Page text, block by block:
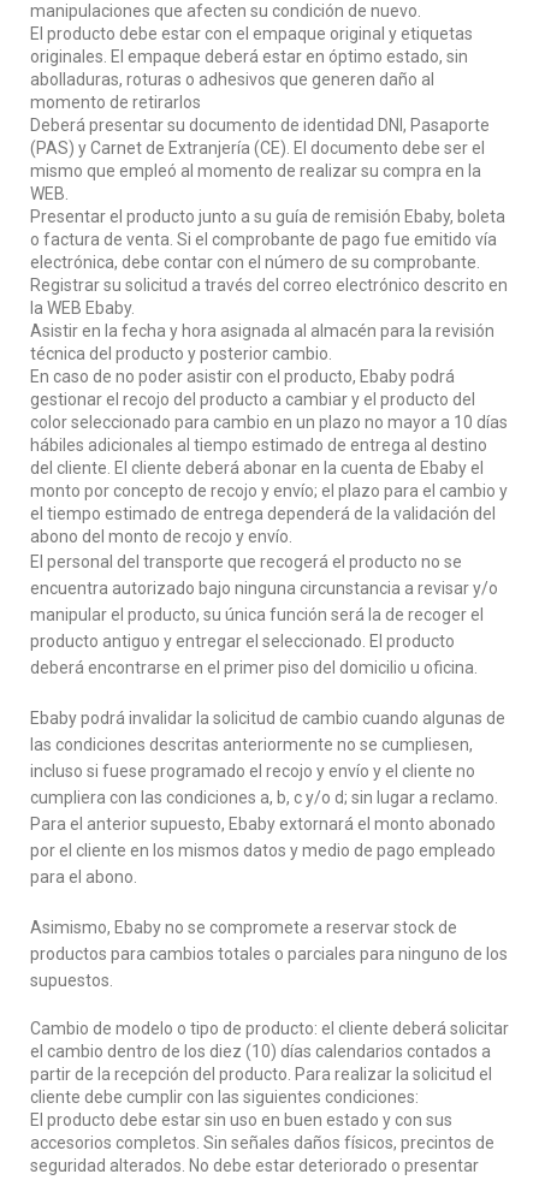
manipulaciones que afecten su condición de nuevo.
El producto debe estar con el empaque original y etiquetas
originales. El empaque deberá estar en óptimo estado, sin
abolladuras, roturas o adhesivos que generen daño al
momento de retirarlos
Deberá presentar su documento de identidad DNI, Pasaporte
(PAS) y Carnet de Extranjería (CE). El documento debe ser el
mismo que empleó al momento de realizar su compra en la
WEB.
Presentar el producto junto a su guía de remisión Ebaby, boleta
o factura de venta. Si el comprobante de pago fue emitido vía
electrónica, debe contar con el número de su comprobante.
Registrar su solicitud a través del correo electrónico descrito en
la WEB Ebaby.
Asistir en la fecha y hora asignada al almacén para la revisión
técnica del producto y posterior cambio.
En caso de no poder asistir con el producto, Ebaby podrá
gestionar el recojo del producto a cambiar y el producto del
color seleccionado para cambio en un plazo no mayor a 10 días
hábiles adicionales al tiempo estimado de entrega al destino
del cliente. El cliente deberá abonar en la cuenta de Ebaby el
monto por concepto de recojo y envío; el plazo para el cambio y
el tiempo estimado de entrega dependerá de la validación del
abono del monto de recojo y envío.
El personal del transporte que recogerá el producto no se
encuentra autorizado bajo ninguna circunstancia a revisar y/o
manipular el producto, su única función será la de recoger el
producto antiguo y entregar el seleccionado. El producto
deberá encontrarse en el primer piso del domicilio u oficina.
Ebaby podrá invalidar la solicitud de cambio cuando algunas de
las condiciones descritas anteriormente no se cumpliesen,
incluso si fuese programado el recojo y envío y el cliente no
cumpliera con las condiciones a, b, c y/o d; sin lugar a reclamo.
Para el anterior supuesto, Ebaby extornará el monto abonado
por el cliente en los mismos datos y medio de pago empleado
para el abono.
Asimismo, Ebaby no se compromete a reservar stock de
productos para cambios totales o parciales para ninguno de los
supuestos.
Cambio de modelo o tipo de producto: el cliente deberá solicitar
el cambio dentro de los diez (10) días calendarios contados a
partir de la recepción del producto. Para realizar la solicitud el
cliente debe cumplir con las siguientes condiciones:
El producto debe estar sin uso en buen estado y con sus
accesorios completos. Sin señales daños físicos, precintos de
seguridad alterados. No debe estar deteriorado o presentar